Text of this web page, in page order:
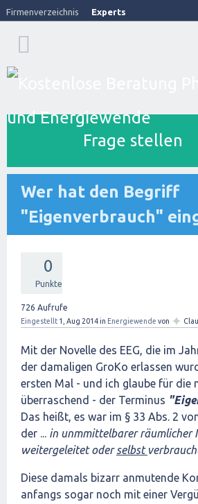
Firmenverzeichnis Experts
Frage stellen
Wer hat den Begriff
"Eigenverbrauch"
0
Punkte
726 Aufrufe
Eingestellt 1, Aug 2014in Energiewende von ✦
Mit der Novelle des EEG, die im
der damaligen GroKo erlassen
ersten Mal - und ich glaube für die
überraschend - der Terminus
Das heißt, es war im § 33 Abs. 2
der ... in unmmittelbarer räumlicher
weitergeleitet oderselbst
Diese damals bizarr anmutende
anfangs sogar noch mit einer